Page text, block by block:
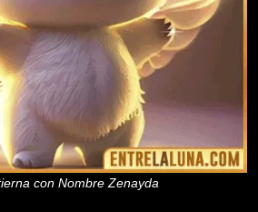
con Nombre Zenayda